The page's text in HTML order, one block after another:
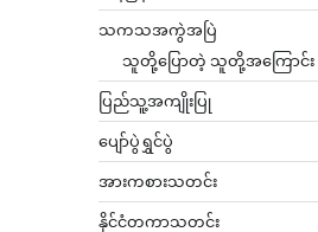
သကသအကွဲအပြဲ
သူတို့ပြောတဲ့ သူတို့အကြောင်း
ပြည်သူ့အကျိုးပြု
ပျော်ပွဲရွှင်ပွဲ
အားကစားသတင်း
နိုင်ငံတကာသတင်း